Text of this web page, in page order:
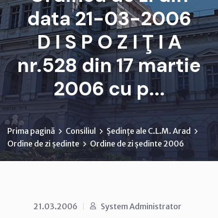
data 21-03-2006
D I S P O Z I Ţ I A
nr.528 din 17 martie
2006 cu p...
Prima pagină Consiliul
Ședințe ale C.L.M. Arad
Ordine de zi ședinte
Ordine de zi ședinte 2006
21.03.2006 System Administrator